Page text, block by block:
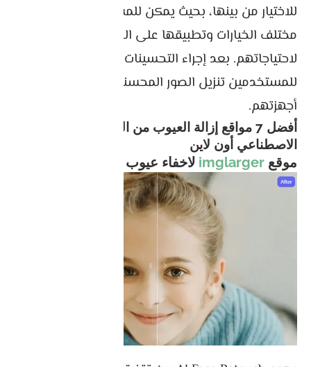
للاختيار من بينها، بحيث يمكن للمستخدمين تصفح
مختلف الخيارات وتطبيقها على الصور وفقًا
لاحتياجاتهم. بعد إجراء التحسينات المطلوبة، يُمكن
للمستخدمين تنزيل الصور المحسنة وحفظها على
أجهزتهم.
أفضل 7 مواقع إزالة العيوب من الصور بالذكاء
الاصطناعي أون لاين
موقع imglarger لاخفاء عيوب الصور